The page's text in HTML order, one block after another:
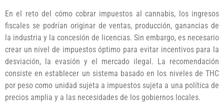
En el reto del cómo cobrar impuestos al cannabis, los ingresos
fiscales se podrían originar de ventas, producción, ganancias de
la industria y la concesión de licencias. Sin embargo, es necesario
crear un nivel de impuestos óptimo para evitar incentivos para la
desviación, la evasión y el mercado ilegal. La recomendación
consiste en establecer un sistema basado en los niveles de THC
por peso como unidad sujeta a impuestos sujeta a una política de
precios amplia y a las necesidades de los gobiernos locales.